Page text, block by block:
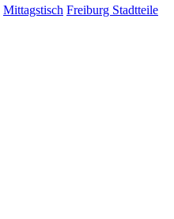
Mittagstisch Freiburg Stadtteile